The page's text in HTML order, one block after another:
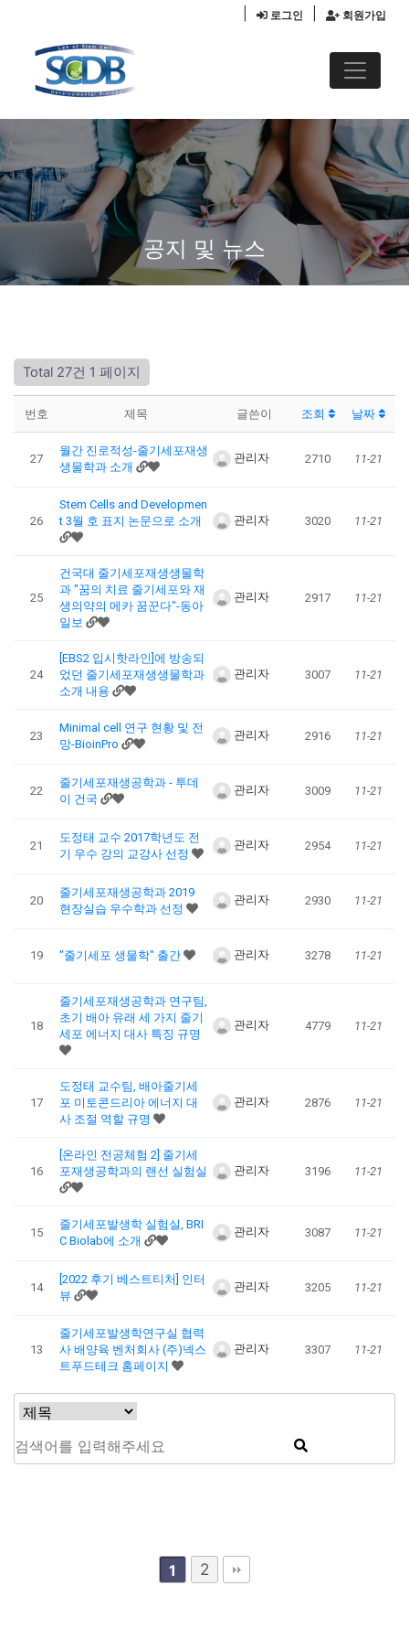
회원가입
로그인
공지 및 뉴스
Total 27건 1 페이지
번호 제목 글쓴이 조회 날짜
27
월간 진로적성-줄기세포재생
생물학과 소개
관리자 2710 11-21
26
Stem Cells and Developmen
t 3월 호 표지 논문으로 소개
관리자 3020 11-21
25
건국대 줄기세포재생생물학
과 "꿈의 치료 줄기세포와 재
생의약의 메카 꿈꾼다"-동아
일보
관리자 2917 11-21
24
[EBS2 입시핫라인]에 방송되
었던 줄기세포재생생물학과
소개 내용
관리자 3007 11-21
23
Minimal cell 연구 현황 및 전
망-BioinPro
관리자 2916 11-21
22
줄기세포재생공학과 - 투데
이 건국
관리자 3009 11-21
21
도정태 교수 2017학년도 전
기 우수 강의 교강사 선정
관리자 2954 11-21
20
줄기세포재생공학과 2019
현장실습 우수학과 선정
관리자 2930 11-21
19 "줄기세포 생물학" 출간 관리자 3278 11-21
18
줄기세포재생공학과 연구팀,
초기 배아 유래 세 가지 줄기
세포 에너지 대사 특징 규명
관리자 4779 11-21
17
도정태 교수팀, 배아줄기세
포 미토콘드리아 에너지 대
사 조절 역할 규명
관리자 2876 11-21
16
[온라인 전공체험 2] 줄기세
포재생공학과의 랜선 실험실
관리자 3196 11-21
15
줄기세포발생학 실험실, BRI
C Biolab에 소개
관리자 3087 11-21
14
[2022 후기 베스트티처] 인터
뷰
관리자 3205 11-21
13
줄기세포발생학연구실 협력
사 배양육 벤처회사 (주)넥스
트푸드테크 홈페이지
관리자 3307 11-21
1 2